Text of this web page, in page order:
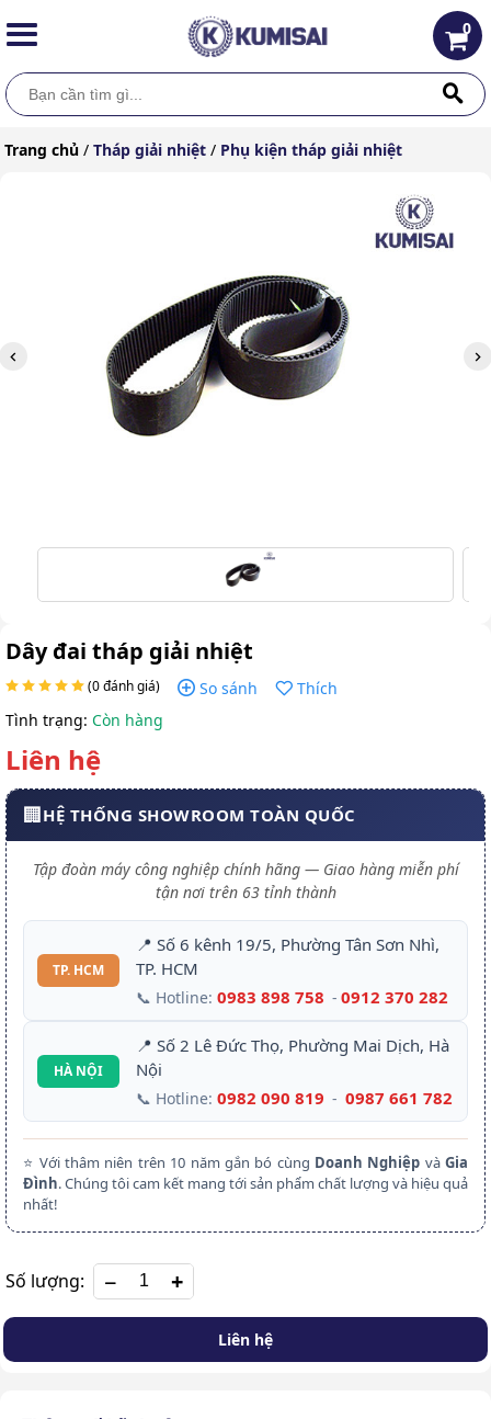
0
Trang chủ / Tháp giải nhiệt / Phụ kiện tháp giải nhiệt
Dây đai tháp giải nhiệt
(0 đánh giá) So sánh
Thích
Tình trạng: Còn hàng
Liên hệ
🏢HỆ THỐNG SHOWROOM TOÀN QUỐC
Tập đoàn máy công nghiệp chính hãng — Giao hàng miễn phí
tận nơi trên 63 tỉnh thành
TP. HCM
📍 Số 6 kênh 19/5, Phường Tân Sơn Nhì,
TP. HCM
📞 Hotline: 0983 898 758 - 0912 370 282
HÀ NỘI
📍 Số 2 Lê Đức Thọ, Phường Mai Dịch, Hà
Nội
📞 Hotline: 0982 090 819 - 0987 661 782
⭐ Với thâm niên trên 10 năm gắn bó cùng Doanh Nghiệp vàGia
Đình. Chúng tôi cam kết mang tới sản phẩm chất lượng và hiệu quả
nhất!
Số lượng: +
Liên hệ